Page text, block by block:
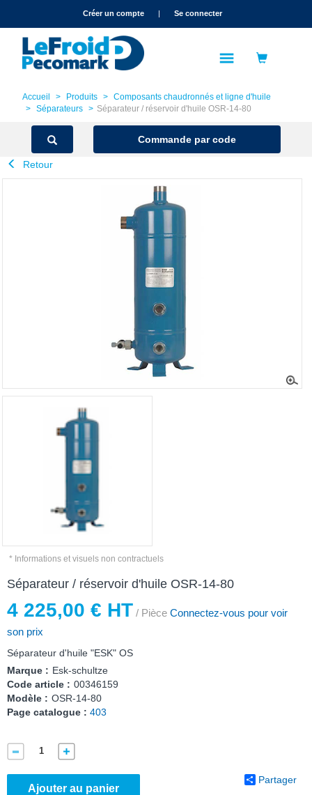
text.skipToNavigationCréer un compte | Se connecter
Accueil Produits
Composants chaudronnés et ligne d'huile
Séparateurs
Séparateur / réservoir d'huile OSR-14-80
Commande par code
Retour
* Informations et visuels non contractuels
Séparateur / réservoir d'huile OSR-14-80
4 225,00 € HT / Pièce Connectez-vous pour voir
son prix
Séparateur d'huile "ESK" OS
Marque : Esk-schultze
Code article : 00346159
Modèle : OSR-14-80
Page catalogue : 403
Ajouter au panier
Partager